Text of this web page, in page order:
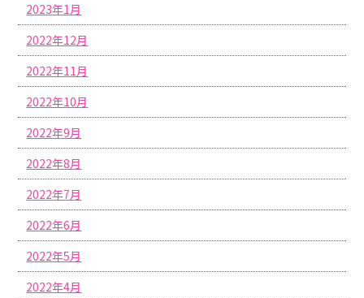
2023年1月
2022年12月
2022年11月
2022年10月
2022年9月
2022年8月
2022年7月
2022年6月
2022年5月
2022年4月